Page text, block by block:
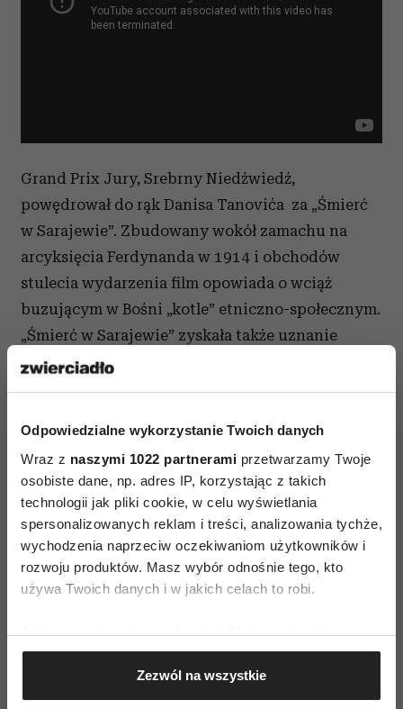
Odpowiedzialne wykorzystanie Twoich danych
Wraz z naszymi 1022 partnerami przetwarzamy Twoje
osobiste dane, np. adres IP, korzystając z takich
technologii jak pliki cookie, w celu wyświetlania
spersonalizowanych reklam i treści, analizowania tychże,
wychodzenia naprzeciw oczekiwaniom użytkowników i
rozwoju produktów. Masz wybór odnośnie tego, kto
używa Twoich danych i w jakich celach to robi.
Jeśli wyrazisz na to zgodę, chcielibyśmy również:
Gromadzić dane dotyczące Twojej lokalizacji
geograficznej z dokładnością nawet do kilku metrów
Identyfikować Twoje urządzenie, aktywnie
Zezwól na wszystkie
Grand Prix Jury, Srebrny Niedźwiedź,
powędrował do rąk Danisa Tanovića za „Śmierć
w Sarajewie”. Zbudowany wokół zamachu na
arcyksięcia Ferdynanda w 1914 i obchodów
stulecia wydarzenia film opowiada o wciąż
buzującym w Bośni „kotle” etniczno-społecznym.
„Śmierć w Sarajewie” zyskała także uznanie
krytyków filmowych, którzy przyznali jej
nagrodę FIPRESCI.
AUTOPROMOCJA